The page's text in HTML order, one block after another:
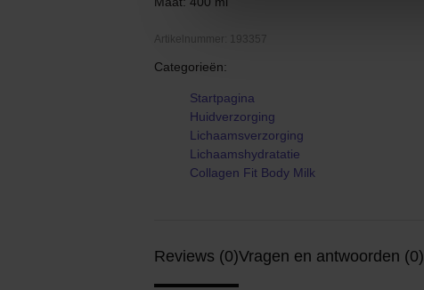
Artikelnummer: 193357
Categorieën:
Startpagina
Huidverzorging
Lichaamsverzorging
Lichaamshydratatie
Collagen Fit Body Milk
Reviews (0)Vragen en antwoorden (0)